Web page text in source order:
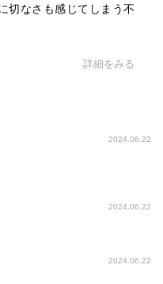
切なさも感じてしまう不
詳細をみる
2024.06.22
2024.06.22
2024.06.22